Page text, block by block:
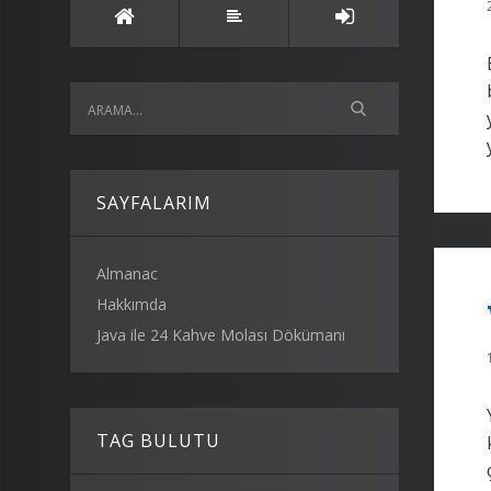
SAYFALARIM
Almanac
Hakkımda
Java ile 24 Kahve Molası Dökümanı
TAG BULUTU